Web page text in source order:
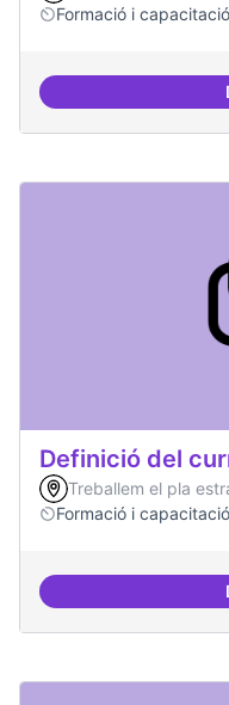
Formació i capacitació
Definició del
Treballem el pla
Formació i capacitació